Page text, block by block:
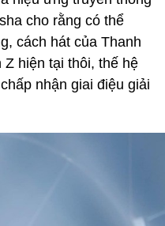
cho rằng có thể
cách hát của Thanh
hiện tại thôi, thế hệ
nhận giai điệu giải